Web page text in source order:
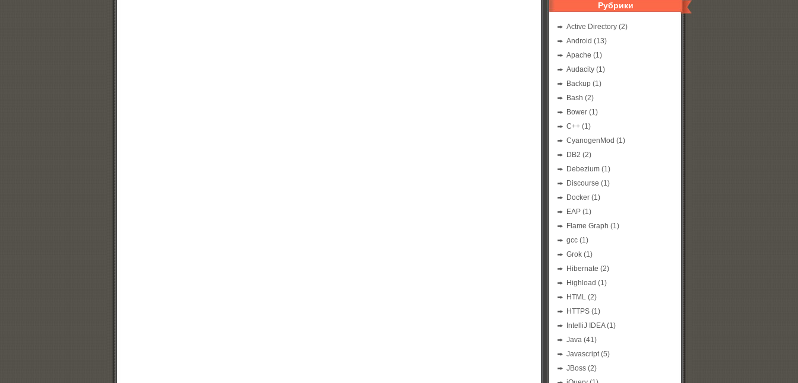
Рубрики
Active Directory(2)
Android (13)
Apache (1)
Audacity(1)
Backup(1)
Bash (2)
Bower(1)
C++(1)
CyanogenMod (1)
DB2 (2)
Debezium(1)
Discourse (1)
Docker(1)
EAP(1)
Flame Graph (1)
gcc(1)
Grok(1)
Hibernate (2)
Highload (1)
HTML(2)
HTTPS(1)
IntelliJ IDEA(1)
Java(41)
Javascript(5)
JBoss(2)